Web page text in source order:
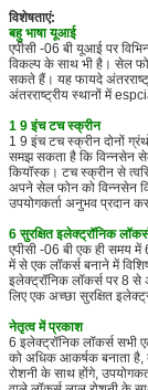
विशेषताएं:
बहु भाषा यूआई
एपीसी -06 बी यूआई पर
विकल्प के साथ भी है। सेल
सकते हैं। यह फायदे
अंतरराष्ट्रीय स्थानों में
1 9 इंच टच स्क्रीन
1 9 इंच टच स्क्रीन दोनों
समझ सकता है कि विन्नसेन
कियॉस्क। टच स्क्रीन से
अपने सेल फोन को विन्नसेन
उपयोगकर्ता अनुभव प्रदान
6 सुरक्षित इलेक्ट्रॉनिक
एपीसी -06 बी एक ही समय
में से एक लॉकर्स बनाने में
इलेक्ट्रॉनिक लॉकर्स पर 8 से
लिए एक अच्छा सुरक्षित
नेतृत्व में प्रकाश
6 इलेक्ट्रॉनिक लॉकर्स सभी
को अधिक आकर्षक बनाता है,
रोशनी के साथ होंगे,